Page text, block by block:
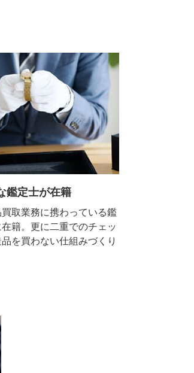
鑑定士が在籍
取業務に携わっている鑑
籍。更に二重でのチェッ
を買わない仕組みづくり